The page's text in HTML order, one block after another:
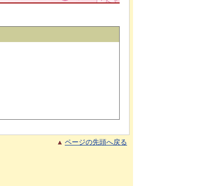
ページの先頭へ戻る